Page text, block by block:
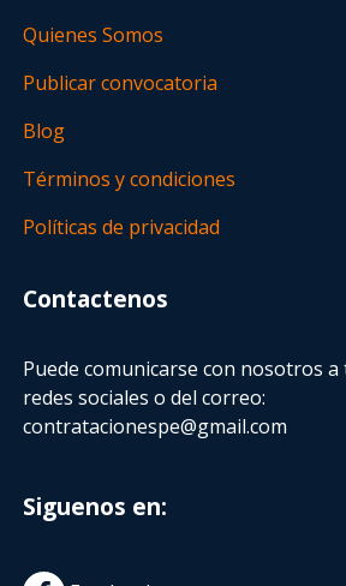
Quienes Somos
Publicar convocatoria
Blog
Términos y condiciones
Políticas de privacidad
Contactenos
Puede comunicarse con nosotros
redes sociales o del correo:
contratacionespe@gmail.com
Siguenos en: